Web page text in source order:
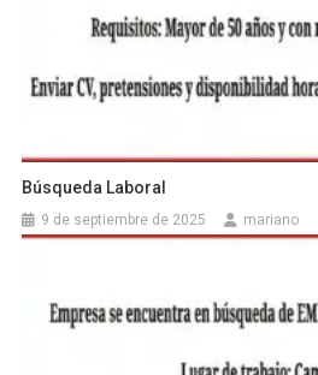
Búsqueda Laboral
9 de septiembre de 2025 mariano